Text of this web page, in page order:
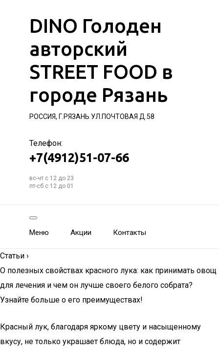
DINO Голоден
авторский
STREET FOOD в
городе Рязань
РОССИЯ, Г.РЯЗАНЬ УЛ.ПОЧТОВАЯ Д.58
Телефон:
+7(4912)51-07-66
вс-чт с 12 до 23
пт-сб с 12 до 01
Меню Акции Контакты
Статьи ›
О полезных свойствах красного лука: как принимать овощ
для лечения и чем он лучше своего белого собрата?
Узнайте больше о его преимуществах!
Красный лук, благодаря яркому цвету и насыщенному
вкусу, не только украшает блюда, но и содержит